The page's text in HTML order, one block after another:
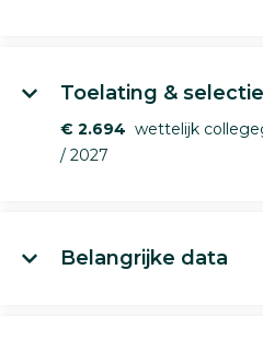
Toelating & selectie
€ 2.694 wettelijk
/ 2027
Belangrijke data